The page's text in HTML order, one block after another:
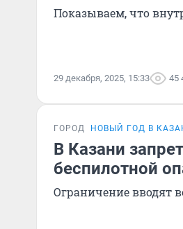
Показываем, что
29 декабря, 2025, 15:33 45
ГОРОД НОВЫЙ ГОД В
В Казани
беспилотной
Ограничение вводят